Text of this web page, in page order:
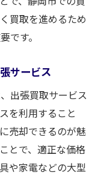
買取を進めるため
です。
サービス
出張買取サービス
を利用すること
売却できるのが魅
とで、適正な価格
や家電などの大型